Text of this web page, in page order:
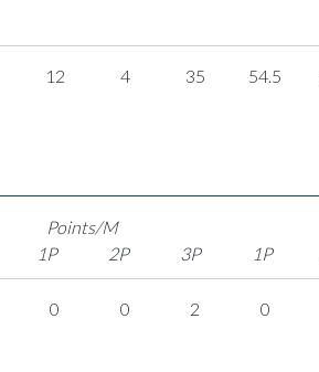
12 4 35 54.5
Points/M
1P 2P 3P
1P
0 0 2 0